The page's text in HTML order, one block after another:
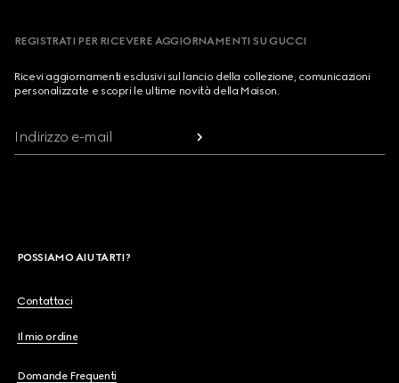
REGISTRATI PER RICEVERE AGGIORNAMENTI SU GUCCI
Ricevi aggiornamenti esclusivi sul lancio della collezione, comunicazioni
personalizzate e scopri le ultime novità della Maison.
Indirizzo e-mail
POSSIAMO AIUTARTI?
Contattaci
Il mio ordine
Domande Frequenti